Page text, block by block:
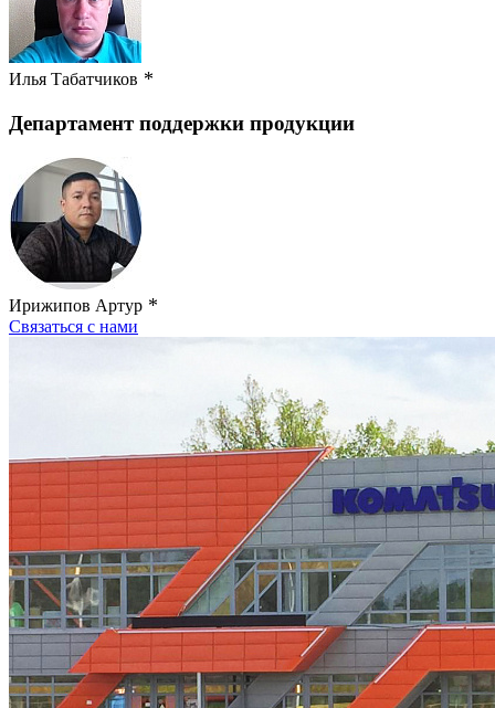
Илья Табатчиков *
Департамент поддержки продукции
Ирижипов Артур *
Связаться с нами